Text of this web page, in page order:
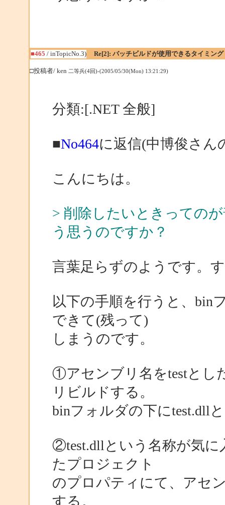
■465 / inTopicNo.3) Re[2]: バッチビルドが使用できるタイミング
□投稿者/ ken 二等兵(4回)-(2005/05/30(Mon) 13:21:29)
分類:[.NET 全般]
■No464に返信(中博俊さん
こんにちは。
> 削除したいときっての
う思うのですか？
言葉足らずのようです。
以下の手順を行うと、bin
できて(残って)
しまうのです。
①アセンブリ名をtestとし
リビルドする。
binフォルダの下にtest.dll
②test.dllという名称が気
たプロジェクト
のプロパティにて、アセ
する。